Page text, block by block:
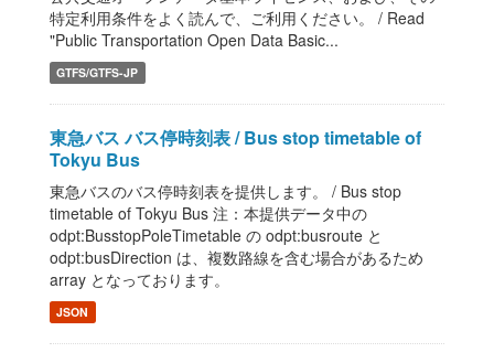
特定利用条件をよく読んで、ご利用ください。 / Read
"Public Transportation Open Data Basic...
GTFS/GTFS-JP
東急バス バス停時刻表 / Bus stop timetable of
Tokyu Bus
東急バスのバス停時刻表を提供します。 / Bus stop
timetable of Tokyu Bus 注：本提供データ中の
odpt:BusstopPoleTimetable の odpt:busroute と
odpt:busDirection は、複数路線を含む場合があるため
array となっております。
JSON